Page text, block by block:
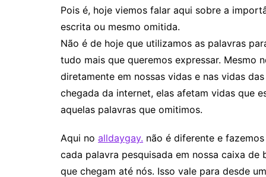
Pois é, hoje viemos falar aqui sobre a
escrita ou mesmo omitida.
Não é de hoje que utilizamos as palavras
tudo mais que queremos expressar. Mesmo
diretamente em nossas vidas e nas vidas
chegada da internet, elas afetam vidas que
aquelas palavras que omitimos.
Aqui no alldaygay. não é diferente e
cada palavra pesquisada em nossa caixa de
que chegam até nós. Isso vale para desde